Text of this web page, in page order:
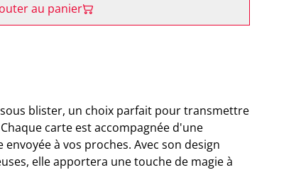
au panier
blister, un choix parfait pour transmettre
carte est accompagnée d'une
à vos proches. Avec son design
elle apportera une touche de magie à